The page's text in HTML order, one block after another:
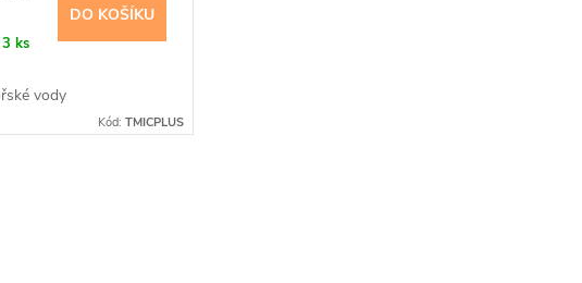
3 ks
DO KOŠÍKU
vody
Kód: TMICPLUS